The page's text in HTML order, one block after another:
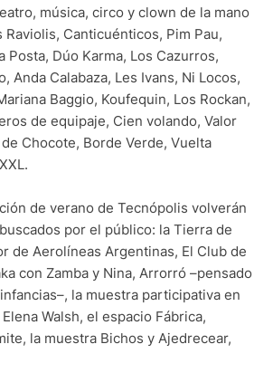
música, circo y clown de la mano
Raviolis, Canticuénticos, Pim Pau,
Posta, Dúo Karma, Los Cazurros,
Anda Calabaza, Les Ivans, Ni Locos,
Baggio, Koufequin, Los Rockan,
de equipaje, Cien volando, Valor
Chocote, Borde Verde, Vuelta
de verano de Tecnópolis volverán
por el público: la Tierra de
de Aerolíneas Argentinas, El Club de
con Zamba y Nina, Arrorró –pensado
la muestra participativa en
Walsh, el espacio Fábrica,
la muestra Bichos y Ajedrecear,